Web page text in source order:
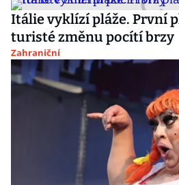
Itálie vyklízí pláže. První
turisté změnu pocítí brzy
Zahraniční